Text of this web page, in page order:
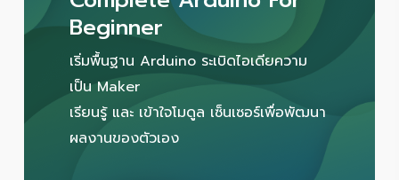
Beginner
เริ่มพื้นฐาน Arduino ระเบิดไอเดียความ
เป็น Maker
เรียนรู้ และ เข้าใจโมดูล เซ็นเซอร์เพื่อพัฒนา
ผลงานของตัวเอง